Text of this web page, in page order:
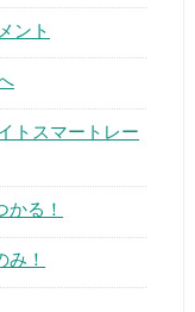
ント
トスマートレー
かる！
み！